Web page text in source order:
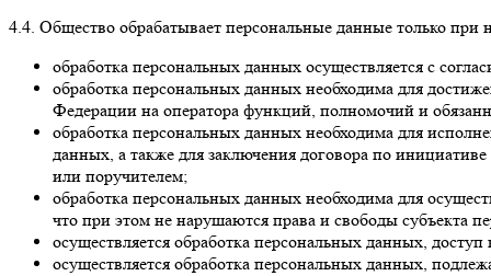
4.4. Общество обрабатывает персональные данные только
обработка персональных данных осуществляется с
обработка персональных данных необходима для
Федерации на оператора функций, полномочий и
обработка персональных данных необходима для
данных, а также для заключения договора по
или поручителем;
обработка персональных данных необходима для
что при этом не нарушаются права и свободы субъекта
осуществляется обработка персональных данных,
осуществляется обработка персональных данных,